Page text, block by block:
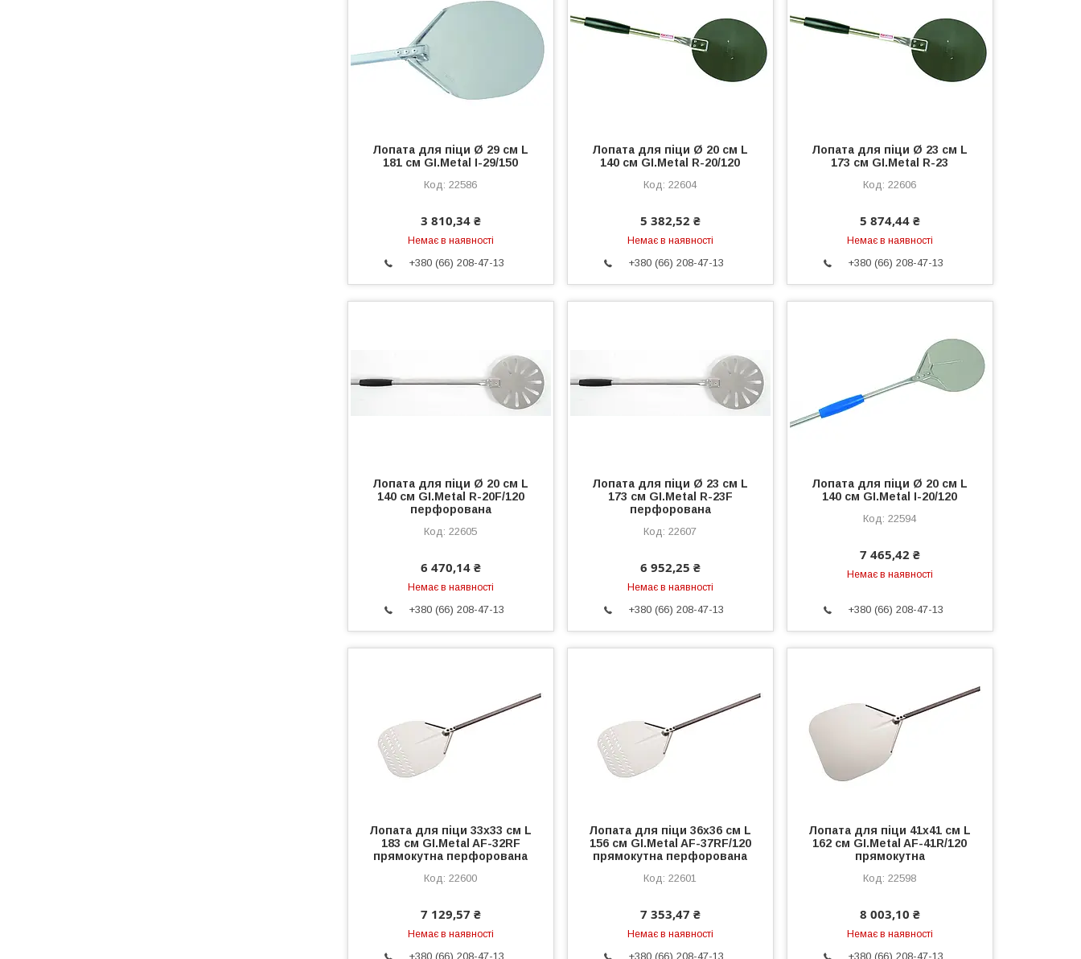
Лопата для піци Ø 29 см L
181 см GI.Metal I-29/150
22586
3 810,34 ₴
Немає в наявності
+380 (66) 208-47-13
Лопата для піци Ø 20 см L
140 см GI.Metal R-20/120
22604
5 382,52 ₴
Немає в наявності
+380 (66) 208-47-13
Лопата для піци Ø 23 см L
173 см GI.Metal R-23
22606
5 874,44 ₴
Немає в наявності
+380 (66) 208-47-13
Лопата для піци Ø 20 см L
140 см GI.Metal R-20F/120
перфорована
22605
6 470,14 ₴
Немає в наявності
+380 (66) 208-47-13
Лопата для піци Ø 23 см L
173 см GI.Metal R-23F
перфорована
22607
6 952,25 ₴
Немає в наявності
+380 (66) 208-47-13
Лопата для піци Ø 20 см L
140 см GI.Metal I-20/120
22594
7 465,42 ₴
Немає в наявності
+380 (66) 208-47-13
Лопата для піци 33х33 см L
183 см GI.Metal AF-32RF
прямокутна перфорована
22600
7 129,57 ₴
Немає в наявності
+380 (66) 208-47-13
Лопата для піци 36х36 см L
156 см GI.Metal AF-37RF/120
прямокутна перфорована
22601
7 353,47 ₴
Немає в наявності
+380 (66) 208-47-13
Лопата для піци 41х41 см L
162 см GI.Metal AF-41R/120
прямокутна
22598
8 003,10 ₴
Немає в наявності
+380 (66) 208-47-13